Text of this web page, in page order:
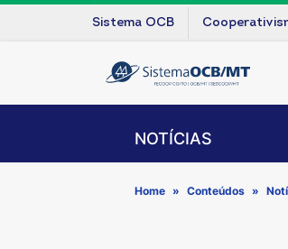
Sistema OCB
NOTÍCIAS
Home Conteúdos